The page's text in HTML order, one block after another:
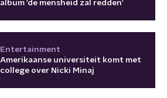
album 'de mensheid zal redden'
Entertainment
Amerikaanse universiteit komt met
college over Nicki Minaj